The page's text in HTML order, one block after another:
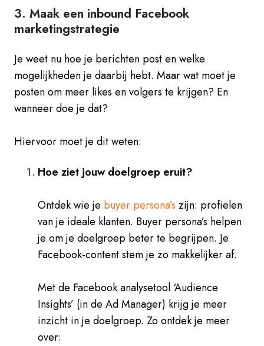
3. Maak een inbound Facebook
marketingstrategie
Je weet nu hoe je berichten post en welke
mogelijkheden je daarbij hebt. Maar wat moet je
posten om meer likes en volgers te krijgen? En
wanneer doe je dat?
Hiervoor moet je dit weten:
Hoe ziet jouw doelgroep eruit?
Ontdek wie je buyer persona’s zijn: profielen
van je ideale klanten. Buyer persona’s helpen
je om je doelgroep beter te begrijpen. Je
Facebook-content stem je zo makkelijker af.
Met de Facebook analysetool ‘Audience
Insights’ (in de Ad Manager) krijg je meer
inzicht in je doelgroep. Zo ontdek je meer
over: